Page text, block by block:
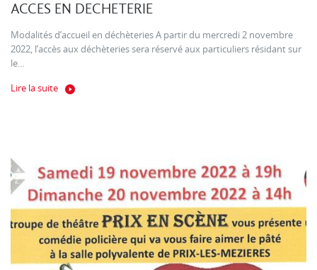
ACCES EN DECHETERIE
Modalités d’accueil en déchèteries A partir du mercredi 2 novembre
2022, l’accès aux déchèteries sera réservé aux particuliers résidant sur
le...
Lire la suite